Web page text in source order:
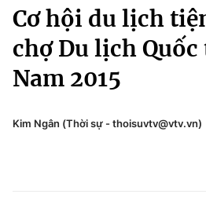
Chuyên mục
Chính trị
Xã hội
Pháp luật
Kinh tế
Thể thao
Truyền hình
Văn hóa - Giải trí
Công nghệ
Cơ hội du lịch
chợ Du lịch Quốc
Nam 2015
Kim Ngân (Thời sự - thoisuvtv@vtv.vn)